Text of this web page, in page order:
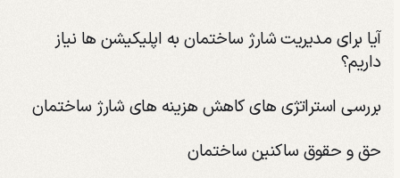
آیا برای مدیریت شارژ ساختمان به اپلیکیشن ها نیاز
داریم؟
بررسی استراتژی های کاهش هزینه های شارژ ساختمان
حق و حقوق ساکنین ساختمان